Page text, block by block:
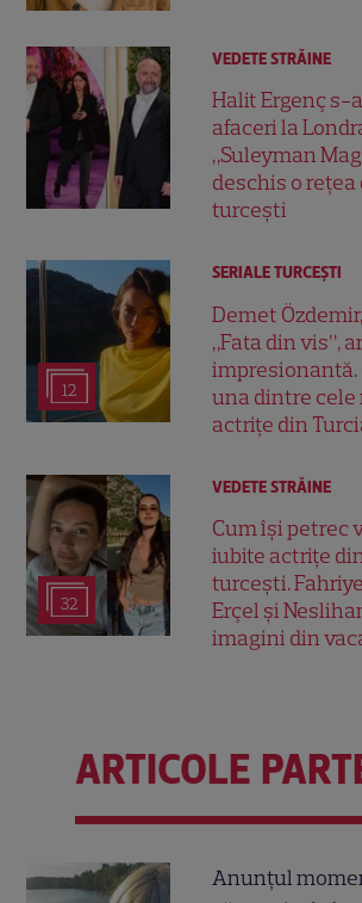
VEDETE STRĂINE
Halit Ergenç s-
afaceri la
„Suleyman
deschis o
turcești
12
SERIALE TURCEŞTI
Demet
„Fata din vis”,
impresionantă.
una dintre cele
actrițe din
32
VEDETE STRĂINE
Cum își petrec
iubite actrițe
turcești.
Erçel și
imagini din
ARTICOLE
Anunțul